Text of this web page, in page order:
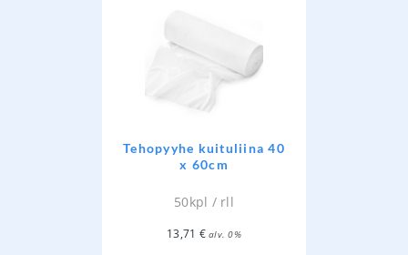
Tehopyyhe kuituliina 40
x 60cm
50kpl / rll
13,71 € alv. 0%